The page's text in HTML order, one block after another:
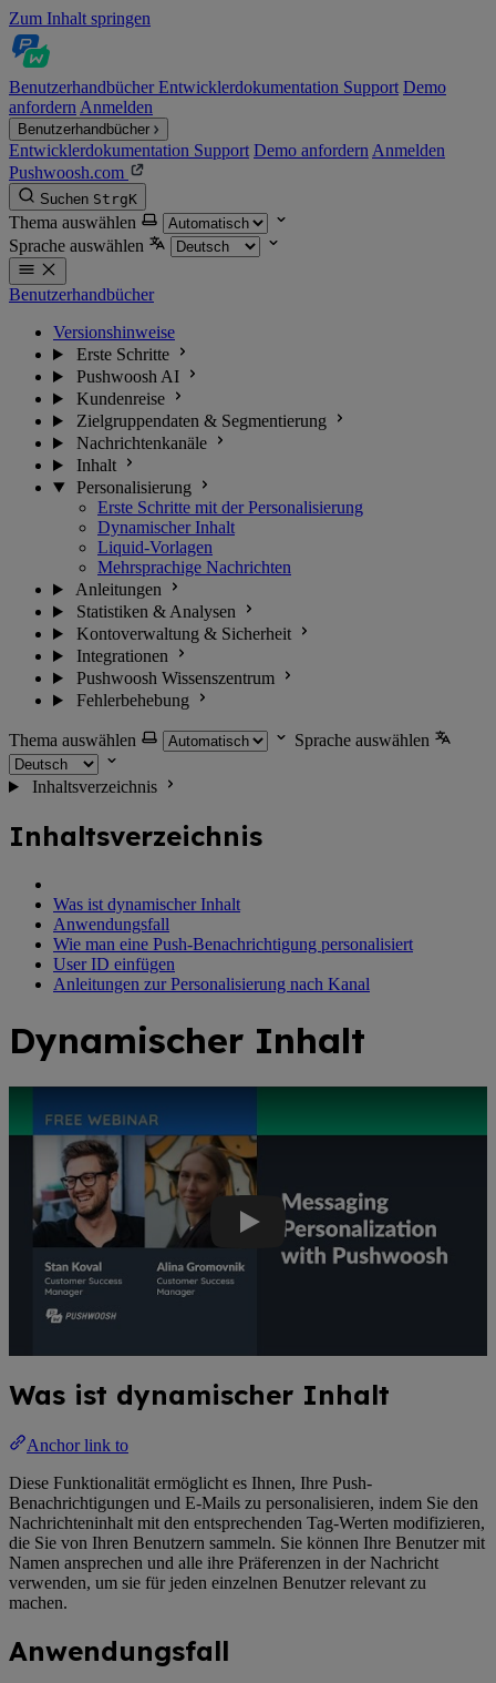
Zum Inhalt springen
BenutzerhandbücherEntwicklerdokumentation Support Demo
anfordern Anmelden
Benutzerhandbücher
Entwicklerdokumentation Support Demo anfordern Anmelden
Pushwoosh.com
Suchen StrgK
Thema auswählen
Sprache auswählen
Benutzerhandbücher
Versionshinweise
Erste Schritte
Pushwoosh AI
Kundenreise
Zielgruppendaten & Segmentierung
Nachrichtenkanäle
Inhalt
Personalisierung
Erste Schritte mit der Personalisierung
Dynamischer Inhalt
Liquid-Vorlagen
Mehrsprachige Nachrichten
Anleitungen
Statistiken & Analysen
Kontoverwaltung & Sicherheit
Integrationen
Pushwoosh Wissenszentrum
Fehlerbehebung
Thema auswählen Sprache auswählen
Inhaltsverzeichnis
Inhaltsverzeichnis
Was ist dynamischer Inhalt
Anwendungsfall
Wie man eine Push-Benachrichtigung personalisiert
User ID einfügen
Anleitungen zur Personalisierung nach Kanal
Dynamischer Inhalt
Was ist dynamischer Inhalt
Anchor link to
Diese Funktionalität ermöglicht es Ihnen, Ihre Push-
Benachrichtigungen und E-Mails zu personalisieren, indem Sie den
Nachrichteninhalt mit den entsprechenden Tag-Werten modifizieren,
die Sie von Ihren Benutzern sammeln. Sie können Ihre Benutzer mit
Namen ansprechen und alle ihre Präferenzen in der Nachricht
verwenden, um sie für jeden einzelnen Benutzer relevant zu
machen.
Anwendungsfall